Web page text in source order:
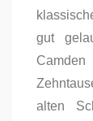
gut
alten